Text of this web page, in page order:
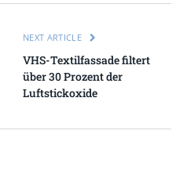
NEXT ARTICLE
VHS-Textilfassade filtert
über 30 Prozent der
Luftstickoxide